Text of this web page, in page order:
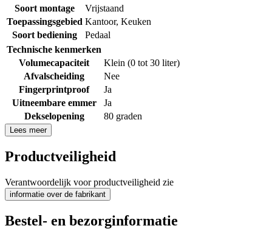
Soort montage
Vrijstaand
Toepassingsgebied Kantoor, Keuken
Soort bediening
Pedaal
Technische kenmerken
Volumecapaciteit
Klein (0 tot 30 liter)
Afvalscheiding
Nee
Fingerprintproof
Ja
Uitneembare emmer
Ja
Dekselopening
80 graden
Lees meer
Productveiligheid
Verantwoordelijk voor productveiligheid zie
informatie over de fabrikant
Bestel- en bezorginformatie